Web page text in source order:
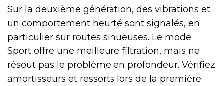
Sur la deuxième génération, des vibrations et
un comportement heurté sont signalés, en
particulier sur routes sinueuses. Le mode
Sport offre une meilleure filtration, mais ne
résout pas le problème en profondeur. Vérifiez
amortisseurs et ressorts lors de la première